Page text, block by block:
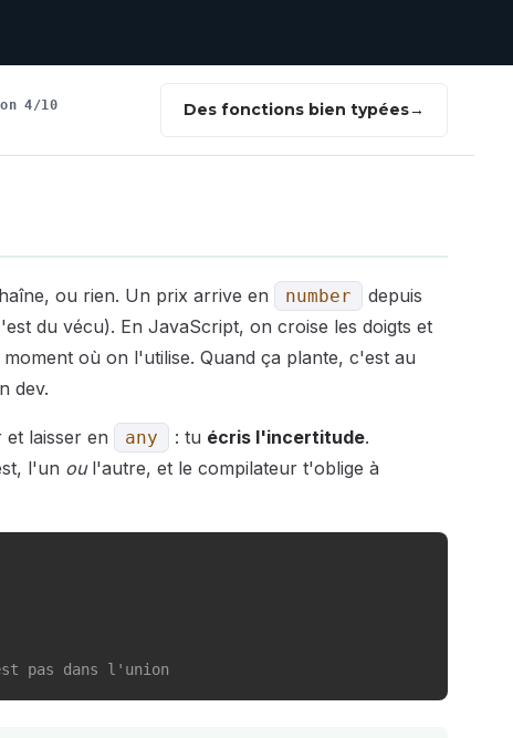
4/10 Des fonctions bien typées
ou rien. Un prix arrive en number
depuis
du vécu). En JavaScript, on croise les doigts et
où on l'utilise. Quand ça plante, c'est au
dev.
laisser en any : tu écris l'incertitude.
l'un oul'autre, et le compilateur t'oblige à
pas dans l'union